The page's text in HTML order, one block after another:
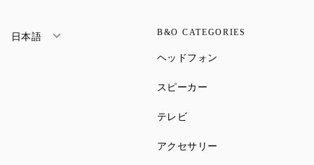
日本語 B&O CATEGORIES
ヘッドフォン
スピーカー
テレビLink Opens in New Tab
アクセサリー